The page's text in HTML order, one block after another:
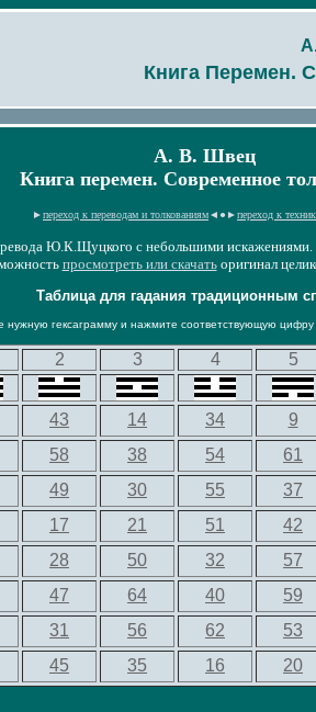
Книга Перемен.
А. В. Швец
Книга перемен. Современное
►переход к переводам и толкованиям◄●►переход к
Ю.К.Щуцкого с небольшими
просмотреть или скачать оригинал
Таблица для гадания традиционным
нужную гексаграмму и нажмите соответствующую цифру
2 3 4 5
43 14 34 9
58 38 54 61
49 30 55 37
17 21 51 42
28 50 32 57
47 64 40 59
31 56 62 53
45 35 16 20